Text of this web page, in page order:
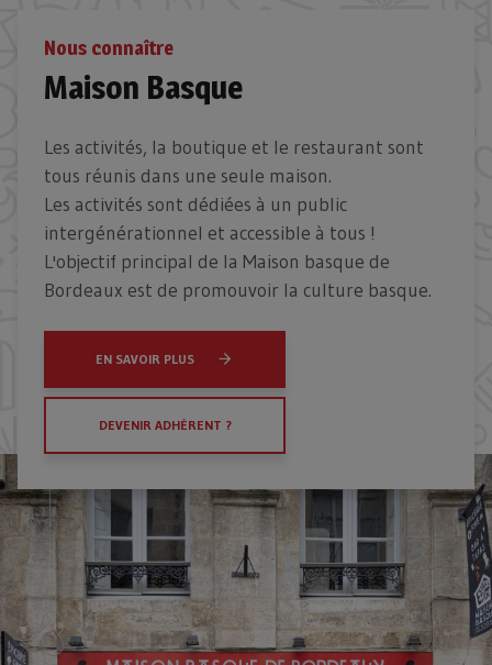
Nous connaître
Maison Basque
Les activités, la boutique et le restaurant sont
tous réunis dans une seule maison.
Les activités sont dédiées à un public
intergénérationnel et accessible à tous !
L'objectif principal de la Maison basque de
Bordeaux est de promouvoir la culture basque.
EN SAVOIR PLUS
DEVENIR ADHÉRENT ?